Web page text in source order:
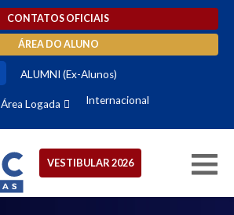
CONTATOS OFICIAIS
ÁREA DO ALUNO
ALUMNI (Ex-Alunos)
Área Logada Internacional
VESTIBULAR 2026